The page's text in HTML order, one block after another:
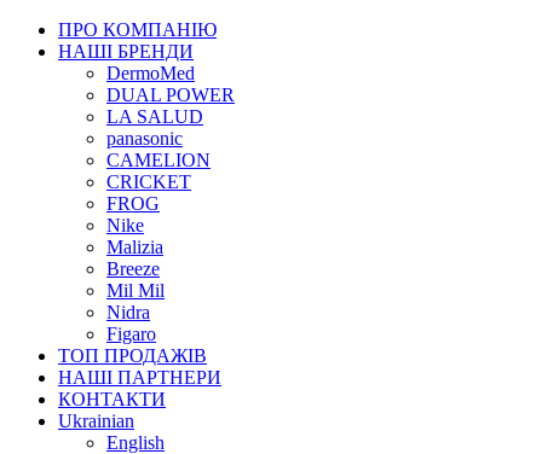
ПРО КОМПАНІЮ
НАШІ БРЕНДИ
DermoMed
DUAL POWER
LA SALUD
panasonic
CAMELION
CRICKET
FROG
Nike
Malizia
Breeze
Mil Mil
Nidra
Figaro
ТОП ПРОДАЖІВ
НАШІ ПАРТНЕРИ
КОНТАКТИ
Ukrainian
English